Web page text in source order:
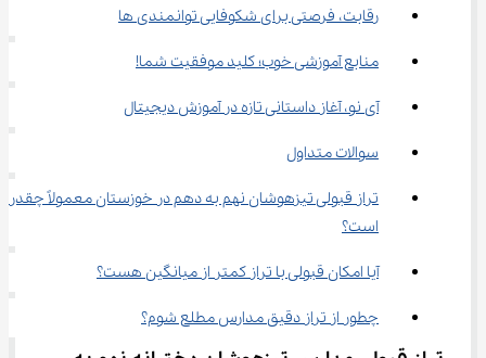
رقابت، فرصتی برای شکوفایی توانمندی ها
منابع آموزشی خوب؛ کلید موفقیت شما!
آی‌ نو، آغاز داستانی تازه در آموزش دیجیتال
سوالات متداول
تراز قبولی تیزهوشان نهم به دهم در خوزستان معمولاً چقدر
است؟
آیا امکان قبولی با تراز کمتر از میانگین هست؟
چطور از تراز دقیق مدارس مطلع شوم؟